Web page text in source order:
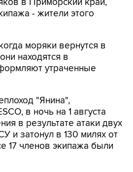
в Приморский край,
- жители этого
моряки вернутся в
находятся в
утраченные
"Янина",
в ночь на 1 августа
в результате атаки двух
и затонул в 130 милях от
17 членов экипажа были